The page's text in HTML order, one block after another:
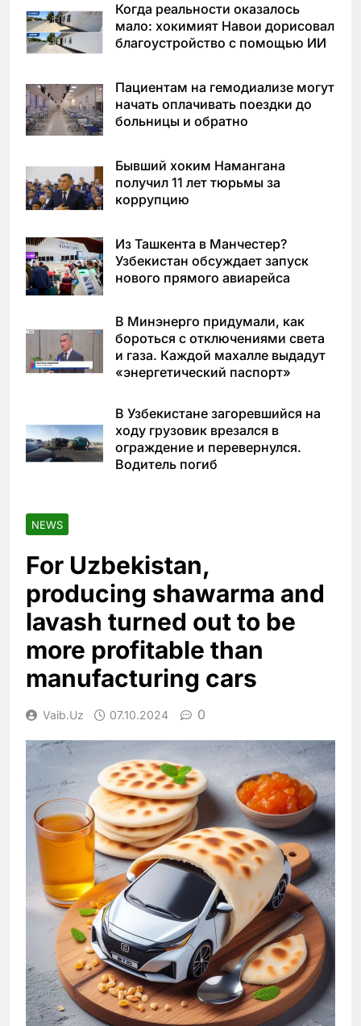
Когда реальности оказалось
мало: хокимият Навои дорисовал
благоустройство с помощью ИИ
Пациентам на гемодиализе могут
начать оплачивать поездки до
больницы и обратно
Бывший хоким Намангана
получил 11 лет тюрьмы за
коррупцию
Из Ташкента в Манчестер?
Узбекистан обсуждает запуск
нового прямого авиарейса
В Минэнерго придумали, как
бороться с отключениями света
и газа. Каждой махалле выдадут
«энергетический паспорт»
В Узбекистане загоревшийся на
ходу грузовик врезался в
ограждение и перевернулся.
Водитель погиб
NEWS
For Uzbekistan,
producing shawarma and
lavash turned out to be
more profitable than
manufacturing cars
Vaib.uz 07.10.2024 0